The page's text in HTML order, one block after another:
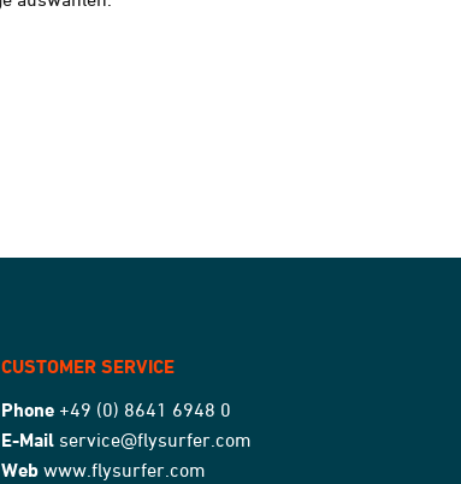
CUSTOMER SERVICE
Phone +49 (0) 8641 6948 0
E-Mail service@flysurfer.com
Web www.flysurfer.com